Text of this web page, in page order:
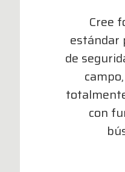
Cree
estándar
de
con